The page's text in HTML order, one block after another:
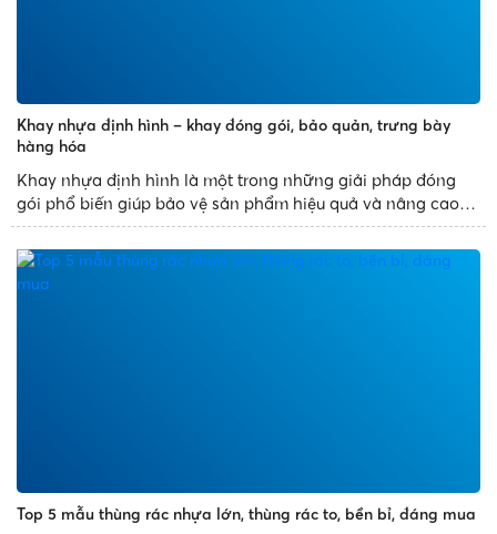
Khay nhựa định hình – khay đóng gói, bảo quản, trưng bày
hàng hóa
Khay nhựa định hình là một trong những giải pháp đóng
gói phổ biến giúp bảo vệ sản phẩm hiệu quả và nâng cao
tính thẩm mỹ. Với thiết kế đa dạng, sản xuất theo khuôn
mẫu có sẵn, khay nhựa định hình mang đến những sản
phẩm đẹp...
Top 5 mẫu thùng rác nhựa lớn, thùng rác to, bền bỉ, đáng mua